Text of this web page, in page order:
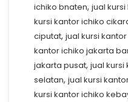
ichiko bnaten, jual
kursi kantor ichiko
ciputat, jual kursi
kantor ichiko jakarta
jakarta pusat, jual kursi
selatan, jual kursi
kursi kantor ichiko